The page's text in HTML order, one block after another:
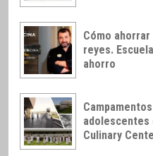
Cómo
reyes.
ahorro
adolescentes
Culinary